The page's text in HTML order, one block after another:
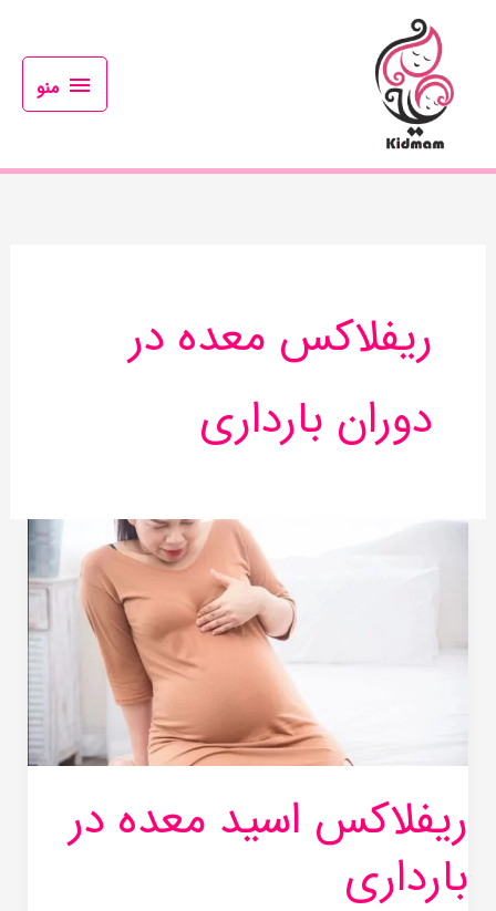
منو
ریفلاکس معده در
دوران بارداری
ریفلاکس اسید معده در
بارداری
بارداری